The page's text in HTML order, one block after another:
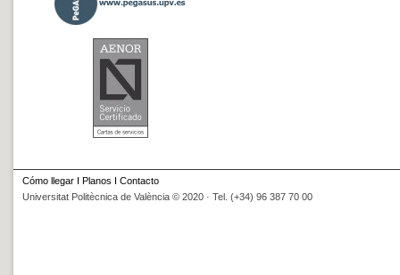
Cómo llegar I Planos I Contacto
Universitat Politècnica de València © 2020 · Tel. (+34) 96 387 70 00